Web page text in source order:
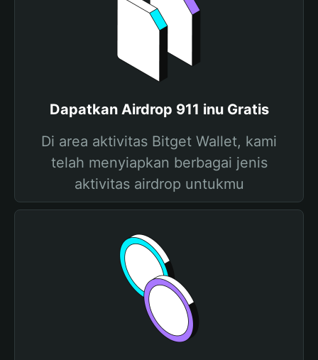
Dapatkan Airdrop 911 inu Gratis
Di area aktivitas Bitget Wallet, kami
telah menyiapkan berbagai jenis
aktivitas airdrop untukmu